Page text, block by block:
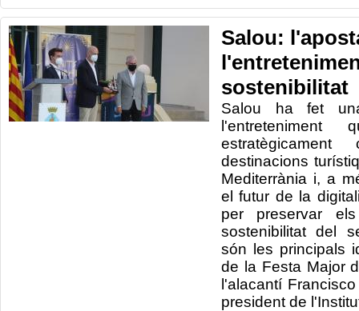
Salou:
sostenibilitat
Salou ha fet
l'entreteniment
destinacions
Mediterrània i, a
el futur de la
per preservar
sostenibilitat del
són les principals
de la Festa Major
l'alacantí
president de